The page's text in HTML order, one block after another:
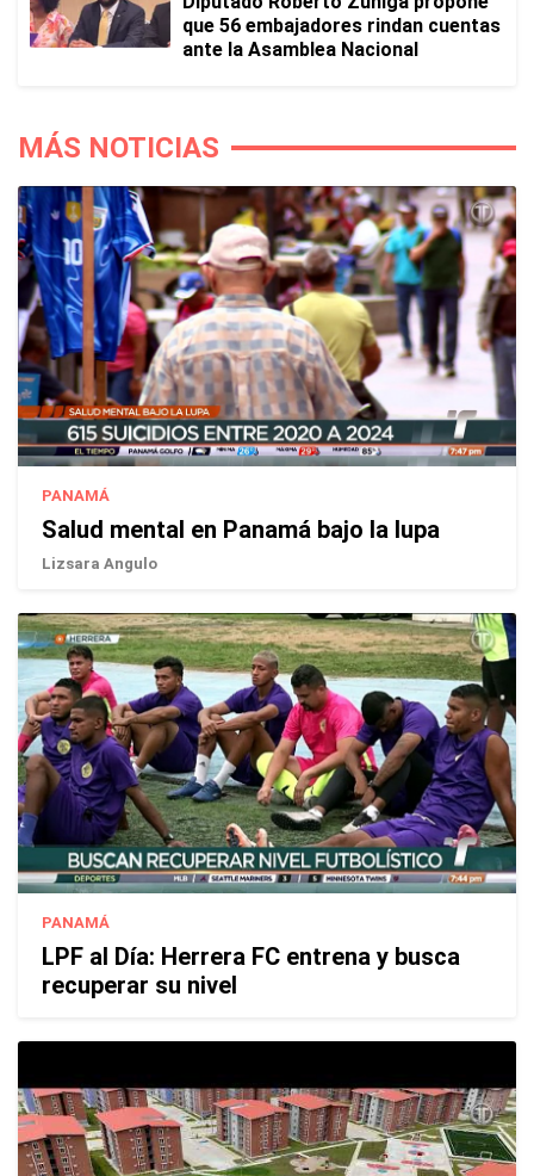
que 56 embajadores rindan cuentas
ante la Asamblea Nacional
MÁS NOTICIAS
PANAMÁ
Salud mental en Panamá bajo la lupa
Lizsara Angulo
PANAMÁ
LPF al Día: Herrera FC entrena y busca
recuperar su nivel